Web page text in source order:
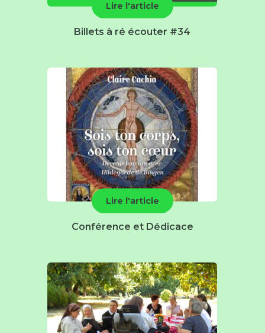
Lire l'article
Billets à ré écouter #34
Lire l'article
Conférence et Dédicace